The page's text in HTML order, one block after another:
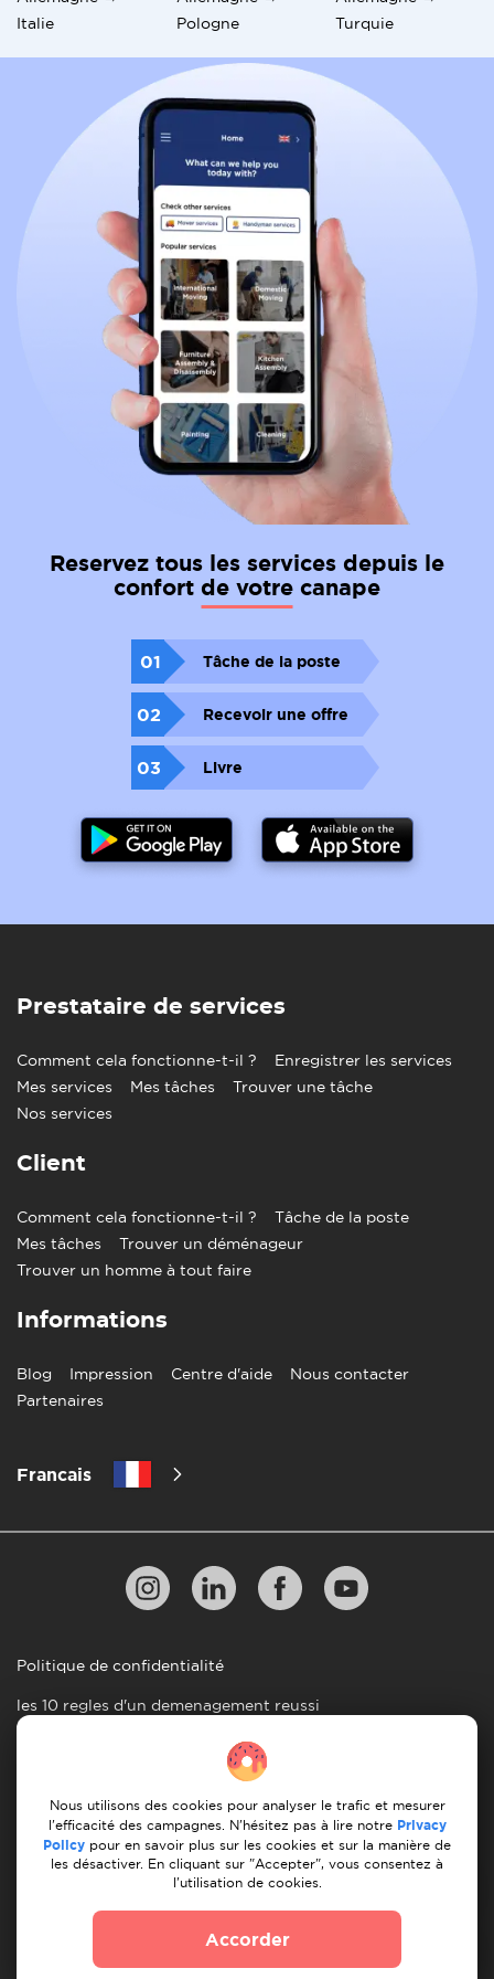
Italie
Pologne
Turquie
Reservez tous les services depuis le
confort de votre canape
01 Tâche de la poste
02 Recevoir une offre
03 Livre
Prestataire de services
Comment cela fonctionne-t-il ?
Enregistrer les services
Mes services
Mes tâches
Trouver une tâche
Nos services
Client
Comment cela fonctionne-t-il ?
Tâche de la poste
Mes tâches
Trouver un déménageur
Trouver un homme à tout faire
Informations
Blog Impression Centre d'aide
Nous contacter
Partenaires
Francais
© 2026 Moovick. Nous utilisons des images de stock
integrite editoriale mais offre des opportunites de
croissance.
Politique de confidentialité
les 10 regles d'un demenagement reussi
Lignes directrices en matiere de paiement
Conditions générales d'utilisation
Annulation et remboursement
Nous utilisons des cookies pour analyser le trafic et mesurer
l'efficacité des campagnes. N'hésitez pas à lire notre Privacy
Policy pour en savoir plus sur les cookies et sur la manière de
les désactiver. En cliquant sur "Accepter", vous consentez à
l'utilisation de cookies.
Accorder